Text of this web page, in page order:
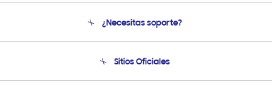
Soporte
¿Necesitas soporte?
Soporte vía eMail
Sitios Oficiales